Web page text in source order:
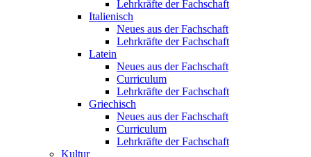
Lehrkräfte der Fachschaft
Italienisch
Neues aus der Fachschaft
Lehrkräfte der Fachschaft
Latein
Neues aus der Fachschaft
Curriculum
Lehrkräfte der Fachschaft
Griechisch
Neues aus der Fachschaft
Curriculum
Lehrkräfte der Fachschaft
Kultur